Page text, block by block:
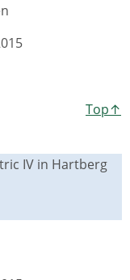
Top↑
IV in Hartberg